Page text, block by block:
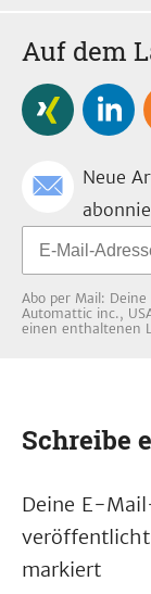
Auf dem
Neue
Abo per Mail:
Automattic inc.,
einen enthaltenen
Schreibe
Deine E-
markiert